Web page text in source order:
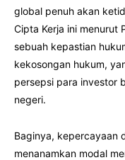
global penuh akan
Cipta Kerja ini menurut
sebuah kepastian
kekosongan hukum,
persepsi para investor
negeri.
Baginya, kepercayaan
menanamkan modal